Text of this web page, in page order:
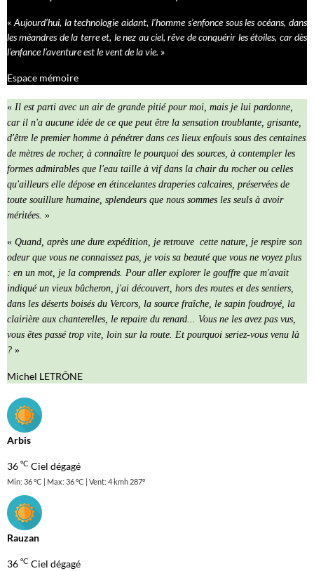
« Aujourd’hui, la technologie aidant, l’homme s’enfonce sous les océans, dans
les méandres de la terre et, le nez au ciel, rêve de conquérir les étoiles, car dès
l’enfance l’aventure est le vent de la vie. »
Espace mémoire
« Il est parti avec un air de grande pitié pour moi, mais je lui pardonne,
car il n'a aucune idée de ce que peut être la sensation troublante, grisante,
d'être le premier homme à pénétrer dans ces lieux enfouis sous des centaines
de mètres de rocher, à connaître le pourquoi des sources, à contempler les
formes admirables que l'eau taille à vif dans la chair du rocher ou celles
qu'ailleurs elle dépose en étincelantes draperies calcaires, préservées de
toute souillure humaine, splendeurs que nous sommes les seuls à avoir
méritées. »
« Quand, après une dure expédition, je retrouve cette nature, je respire son
odeur que vous ne connaissez pas, je vois sa beauté que vous ne voyez plus
: en un mot, je la comprends. Pour aller explorer le gouffre que m'avait
indiqué un vieux bûcheron, j'ai découvert, hors des routes et des sentiers,
dans les déserts boisés du Vercors, la source fraîche, le sapin foudroyé, la
clairière aux chanterelles, le repaire du renard... Vous ne les avez pas vus,
vous êtes passé trop vite, loin sur la route. Et pourquoi seriez-vous venu là
? »
Michel LETRÔNE
Arbis
36 °C Ciel dégagé
Min: 36 °C | Max: 36 °C | Vent: 4 kmh 287°
Rauzan
36 °C Ciel dégagé